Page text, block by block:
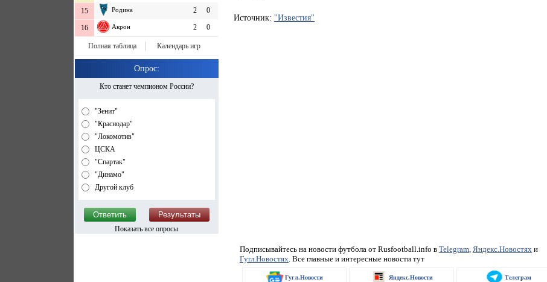
15 Родина 2 0
16 Акрон 2 0
Полная таблица Календарь игр
Опрос:
Кто станет чемпионом России?
"Зенит"
"Краснодар"
"Локомотив"
ЦСКА
"Спартак"
"Динамо"
Другой клуб
Показать все опросы
Источник: "Известия"
Подписывайтесь на новости футбола от Rusfootball.info в Telegram, Яндекс.Новостяхи
Гугл.Новостях. Все главные и интересные новости тут
Гугл.Новости Яндекс.Новости Телеграм